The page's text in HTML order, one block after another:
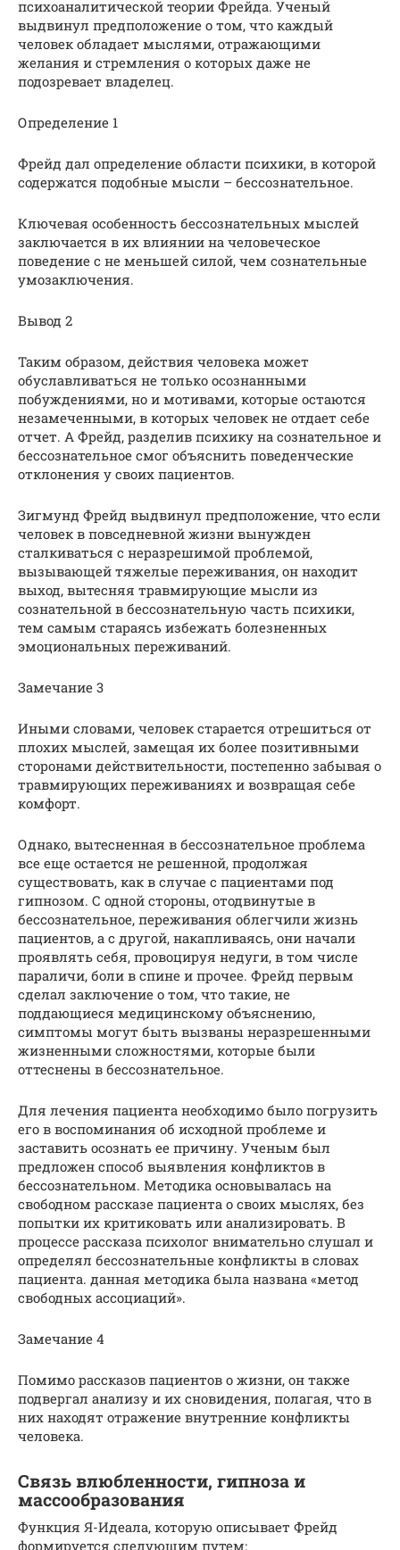
психоаналитической теории Фрейда. Ученый
выдвинул предположение о том, что каждый
человек обладает мыслями, отражающими
желания и стремления о которых даже не
подозревает владелец.
Определение 1
Фрейд дал определение области психики, в которой
содержатся подобные мысли – бессознательное.
Ключевая особенность бессознательных мыслей
заключается в их влиянии на человеческое
поведение с не меньшей силой, чем сознательные
умозаключения.
Вывод 2
Таким образом, действия человека может
обуславливаться не только осознанными
побуждениями, но и мотивами, которые остаются
незамеченными, в которых человек не отдает себе
отчет. А Фрейд, разделив психику на сознательное и
бессознательное смог объяснить поведенческие
отклонения у своих пациентов.
Зигмунд Фрейд выдвинул предположение, что если
человек в повседневной жизни вынужден
сталкиваться с неразрешимой проблемой,
вызывающей тяжелые переживания, он находит
выход, вытесняя травмирующие мысли из
сознательной в бессознательную часть психики,
тем самым стараясь избежать болезненных
эмоциональных переживаний.
Замечание 3
Иными словами, человек старается отрешиться от
плохих мыслей, замещая их более позитивными
сторонами действительности, постепенно забывая о
травмирующих переживаниях и возвращая себе
комфорт.
Однако, вытесненная в бессознательное проблема
все еще остается не решенной, продолжая
существовать, как в случае с пациентами под
гипнозом. С одной стороны, отодвинутые в
бессознательное, переживания облегчили жизнь
пациентов, а с другой, накапливаясь, они начали
проявлять себя, провоцируя недуги, в том числе
параличи, боли в спине и прочее. Фрейд первым
сделал заключение о том, что такие, не
поддающиеся медицинскому объяснению,
симптомы могут быть вызваны неразрешенными
жизненными сложностями, которые были
оттеснены в бессознательное.
Для лечения пациента необходимо было погрузить
его в воспоминания об исходной проблеме и
заставить осознать ее причину. Ученым был
предложен способ выявления конфликтов в
бессознательном. Методика основывалась на
свободном рассказе пациента о своих мыслях, без
попытки их критиковать или анализировать. В
процессе рассказа психолог внимательно слушал и
определял бессознательные конфликты в словах
пациента. данная методика была названа «метод
свободных ассоциаций».
Замечание 4
Помимо рассказов пациентов о жизни, он также
подвергал анализу и их сновидения, полагая, что в
них находят отражение внутренние конфликты
человека.
Связь влюбленности, гипноза и
массообразования
Функция Я-Идеала, которую описывает Фрейд
формируется следующим путем: